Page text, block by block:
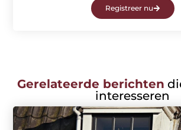
Registreer nu
Gerelateerde berichten
interesseren